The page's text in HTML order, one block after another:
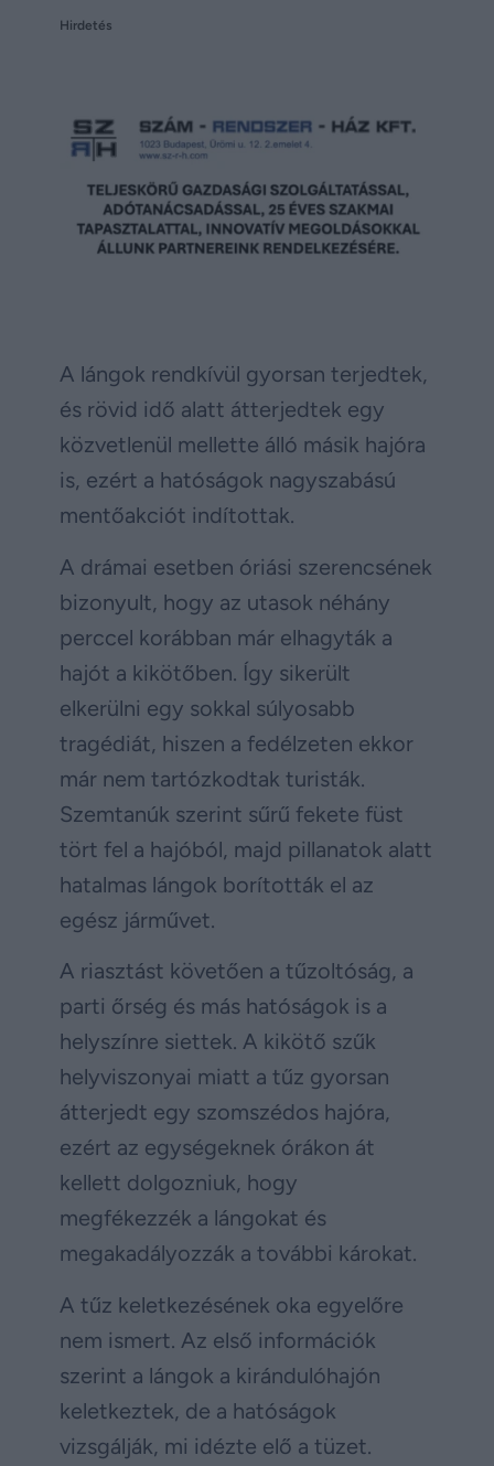
Hirdetés
A lángok rendkívül gyorsan terjedtek,
és rövid idő alatt átterjedtek egy
közvetlenül mellette álló másik hajóra
is, ezért a hatóságok nagyszabású
mentőakciót indítottak.
A drámai esetben óriási szerencsének
bizonyult, hogy az utasok néhány
perccel korábban már elhagyták a
hajót a kikötőben. Így sikerült
elkerülni egy sokkal súlyosabb
tragédiát, hiszen a fedélzeten ekkor
már nem tartózkodtak turisták.
Szemtanúk szerint sűrű fekete füst
tört fel a hajóból, majd pillanatok alatt
hatalmas lángok borították el az
egész járművet.
A riasztást követően a tűzoltóság, a
parti őrség és más hatóságok is a
helyszínre siettek. A kikötő szűk
helyviszonyai miatt a tűz gyorsan
átterjedt egy szomszédos hajóra,
ezért az egységeknek órákon át
kellett dolgozniuk, hogy
megfékezzék a lángokat és
megakadályozzák a további károkat.
A tűz keletkezésének oka egyelőre
nem ismert. Az első információk
szerint a lángok a kirándulóhajón
keletkeztek, de a hatóságok
vizsgálják, mi idézte elő a tüzet.